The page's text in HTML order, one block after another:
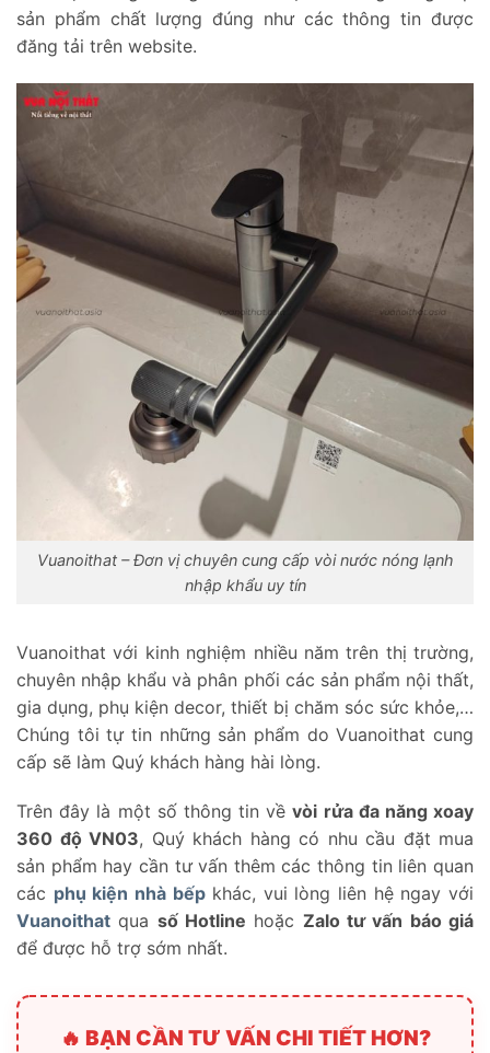
sản phẩm chất lượng đúng như các thông tin được
đăng tải trên website.
Vuanoithat – Đơn vị chuyên cung cấp vòi nước nóng lạnh
nhập khẩu uy tín
Vuanoithat với kinh nghiệm nhiều năm trên thị trường,
chuyên nhập khẩu và phân phối các sản phẩm nội thất,
gia dụng, phụ kiện decor, thiết bị chăm sóc sức khỏe,…
Chúng tôi tự tin những sản phẩm do Vuanoithat cung
cấp sẽ làm Quý khách hàng hài lòng.
Trên đây là một số thông tin vềvòi rửa đa năng xoay
360 độ VN03, Quý khách hàng có nhu cầu đặt mua
sản phẩm hay cần tư vấn thêm các thông tin liên quan
các phụ kiện nhà bếpkhác, vui lòng liên hệ ngay với
Vuanoithat qua số Hotline hoặc Zalo tư vấn báo giá
để được hỗ trợ sớm nhất.
🔥 BẠN CẦN TƯ VẤN CHI TIẾT HƠN?